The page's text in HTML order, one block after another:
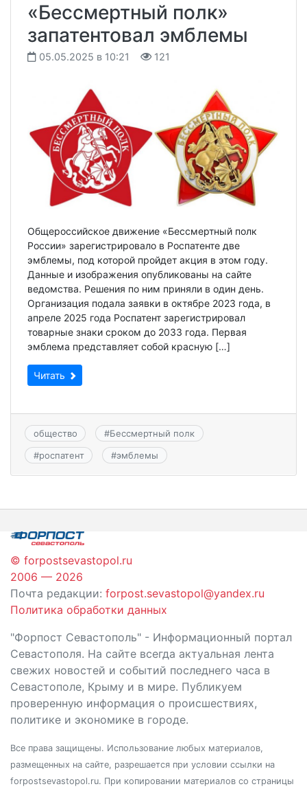
«Бессмертный полк»
запатентовал эмблемы
05.05.2025 в 10:21 121
Общероссийское движение «Бессмертный полк
России» зарегистрировало в Роспатенте две
эмблемы, под которой пройдет акция в этом году.
Данные и изображения опубликованы на сайте
ведомства. Решения по ним приняли в один день.
Организация подала заявки в октябре 2023 года, в
апреле 2025 года Роспатент зарегистрировал
товарные знаки сроком до 2033 года. Первая
эмблема представляет собой красную […]
Читать
общество #Бессмертный полк
#роспатент #эмблемы
© forpostsevastopol.ru
2006 — 2026
Почта редакции: forpost.sevastopol@yandex.ru
Политика обработки данных
"Форпост Севастополь" - Информационный портал
Севастополя. На сайте всегда актуальная лента
свежих новостей и событий последнего часа в
Севастополе, Крыму и в мире. Публикуем
проверенную информация о происшествиях,
политике и экономике в городе.
Все права защищены. Использование любых материалов,
размещенных на сайте, разрешается при условии ссылки на
forpostsevastopol.ru. При копировании материалов со страницы